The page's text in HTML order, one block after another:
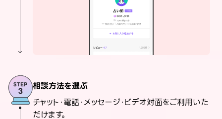
相談方法を選ぶ
チャット・電話・メッセージ・ビデオ対面をご利用いた
だけます。